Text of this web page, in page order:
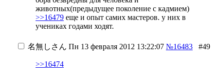
животных(предыдущее поколение с кадмием)
>>16479 еще и опыт самих мастеров. у них в
учениках годами ходят.
名無しさん Пн 13 февраля 2012 13:22:07 №16483 #49
>>16474